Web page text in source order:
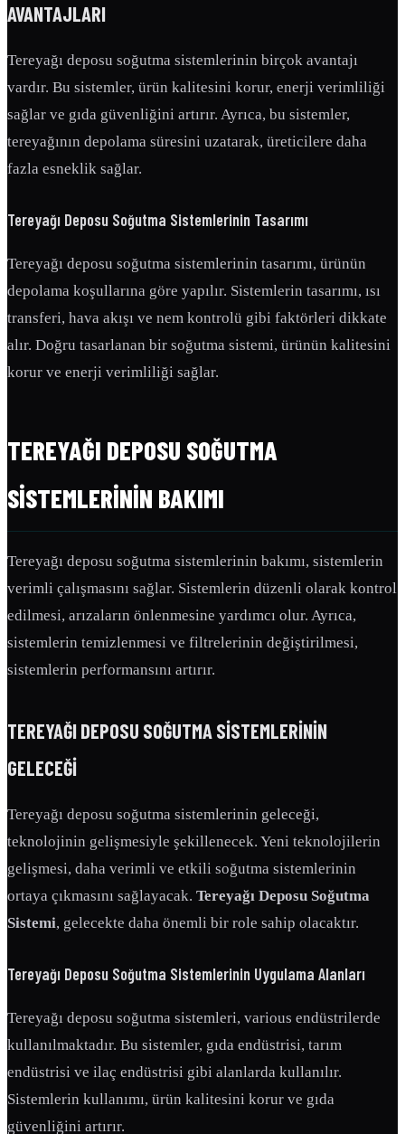
AVANTAJLARI
Tereyağı deposu soğutma sistemlerinin birçok avantajı
vardır. Bu sistemler, ürün kalitesini korur, enerji verimliliği
sağlar ve gıda güvenliğini artırır. Ayrıca, bu sistemler,
tereyağının depolama süresini uzatarak, üreticilere daha
fazla esneklik sağlar.
Tereyağı Deposu Soğutma Sistemlerinin Tasarımı
Tereyağı deposu soğutma sistemlerinin tasarımı, ürünün
depolama koşullarına göre yapılır. Sistemlerin tasarımı, ısı
transferi, hava akışı ve nem kontrolü gibi faktörleri dikkate
alır. Doğru tasarlanan bir soğutma sistemi, ürünün kalitesini
korur ve enerji verimliliği sağlar.
TEREYAĞI DEPOSU SOĞUTMA
SISTEMLERININ BAKIMI
Tereyağı deposu soğutma sistemlerinin bakımı, sistemlerin
verimli çalışmasını sağlar. Sistemlerin düzenli olarak kontrol
edilmesi, arızaların önlenmesine yardımcı olur. Ayrıca,
sistemlerin temizlenmesi ve filtrelerinin değiştirilmesi,
sistemlerin performansını artırır.
TEREYAĞI DEPOSU SOĞUTMA SISTEMLERININ
GELECEĞI
Tereyağı deposu soğutma sistemlerinin geleceği,
teknolojinin gelişmesiyle şekillenecek. Yeni teknolojilerin
gelişmesi, daha verimli ve etkili soğutma sistemlerinin
ortaya çıkmasını sağlayacak. Tereyağı Deposu Soğutma
Sistemi, gelecekte daha önemli bir role sahip olacaktır.
Tereyağı Deposu Soğutma Sistemlerinin Uygulama Alanları
Tereyağı deposu soğutma sistemleri, various endüstrilerde
kullanılmaktadır. Bu sistemler, gıda endüstrisi, tarım
endüstrisi ve ilaç endüstrisi gibi alanlarda kullanılır.
Sistemlerin kullanımı, ürün kalitesini korur ve gıda
güvenliğini artırır.